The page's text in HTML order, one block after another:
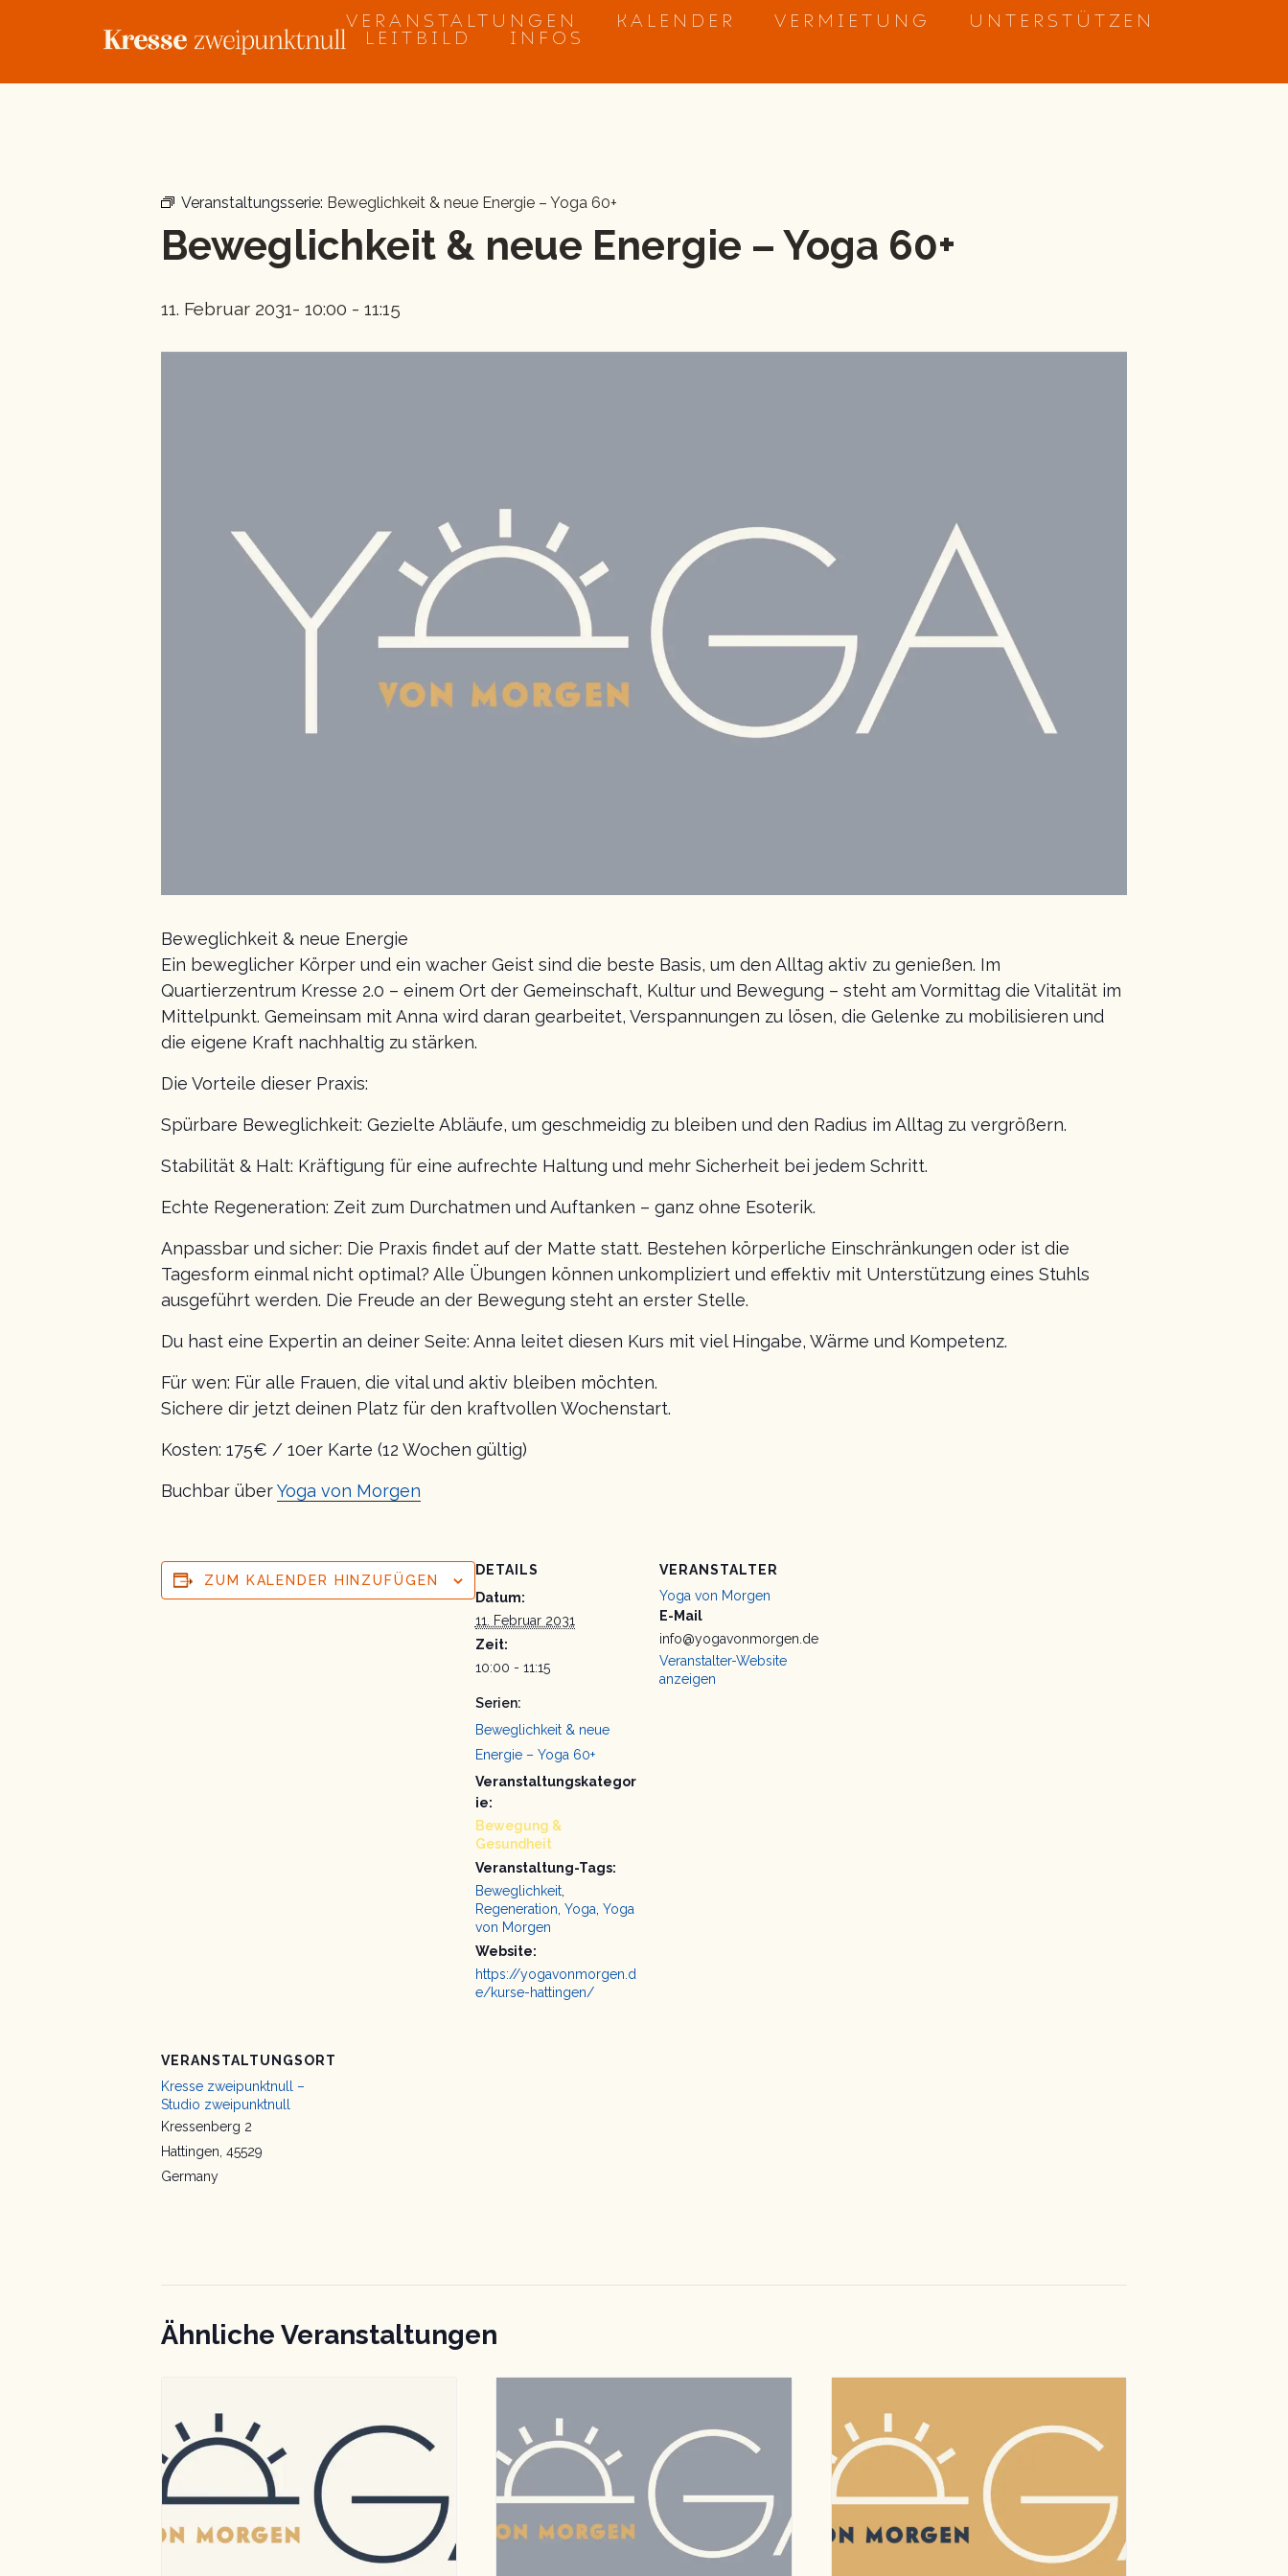
VERANSTALTUNGEN KALENDER VERMIETUNG
UNTERSTÜTZEN
LEITBILD
INFOS
Veranstaltungsserie: Beweglichkeit & neue Energie – Yoga 60+
Beweglichkeit & neue Energie – Yoga 60+
11. Februar 2031- 10:00 - 11:15
Beweglichkeit & neue Energie
Ein beweglicher Körper und ein wacher Geist sind die beste Basis, um den Alltag aktiv zu genießen. Im
Quartierzentrum Kresse 2.0 – einem Ort der Gemeinschaft, Kultur und Bewegung – steht am Vormittag die Vitalität im
Mittelpunkt. Gemeinsam mit Anna wird daran gearbeitet, Verspannungen zu lösen, die Gelenke zu mobilisieren und
die eigene Kraft nachhaltig zu stärken.
Die Vorteile dieser Praxis:
Spürbare Beweglichkeit: Gezielte Abläufe, um geschmeidig zu bleiben und den Radius im Alltag zu vergrößern.
Stabilität & Halt: Kräftigung für eine aufrechte Haltung und mehr Sicherheit bei jedem Schritt.
Echte Regeneration: Zeit zum Durchatmen und Auftanken – ganz ohne Esoterik.
Anpassbar und sicher: Die Praxis findet auf der Matte statt. Bestehen körperliche Einschränkungen oder ist die
Tagesform einmal nicht optimal? Alle Übungen können unkompliziert und effektiv mit Unterstützung eines Stuhls
ausgeführt werden. Die Freude an der Bewegung steht an erster Stelle.
Du hast eine Expertin an deiner Seite: Anna leitet diesen Kurs mit viel Hingabe, Wärme und Kompetenz.
Für wen: Für alle Frauen, die vital und aktiv bleiben möchten.
Sichere dir jetzt deinen Platz für den kraftvollen Wochenstart.
Kosten: 175€ / 10er Karte (12 Wochen gültig)
Buchbar überYoga von Morgen
ZUM KALENDER HINZUFÜGEN
DETAILS
Datum:
11. Februar 2031
Zeit:
10:00 - 11:15
Serien:
Beweglichkeit & neue
Energie – Yoga 60+
Veranstaltungskategor
ie:
Bewegung &
Gesundheit
Veranstaltung-Tags:
Beweglichkeit,
Regeneration Yoga Yoga
von Morgen
Website:
https://yogavonmorgen.d
e/kurse-hattingen/
VERANSTALTER
Yoga von Morgen
E-Mail
info@yogavonmorgen.de
Veranstalter-Website
anzeigen
VERANSTALTUNGSORT
Kresse zweipunktnull –
Studio zweipunktnull
Kressenberg 2
Hattingen 45529
Germany
Ähnliche Veranstaltungen